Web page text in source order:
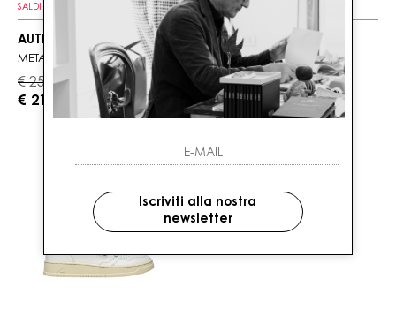
SALDI
AUTRY
METALIST LOW SUPER VINTAGE
€ 255.00 -15%
€ 217.00
SALDI
AUTRY
MEDALIST LOW
€ 180.00 -15%
€ 153.00
Iscriviti alla nostra
newsletter